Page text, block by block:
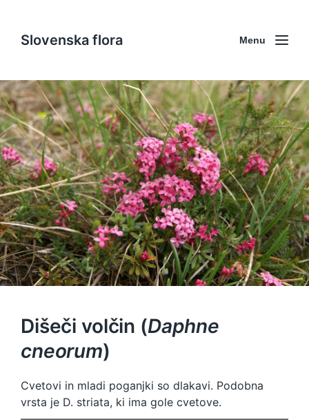
Slovenska flora Menu
Dišeči volčin (Daphne
cneorum)
Cvetovi in mladi poganjki so dlakavi. Podobna
vrsta je D. striata, ki ima gole cvetove.